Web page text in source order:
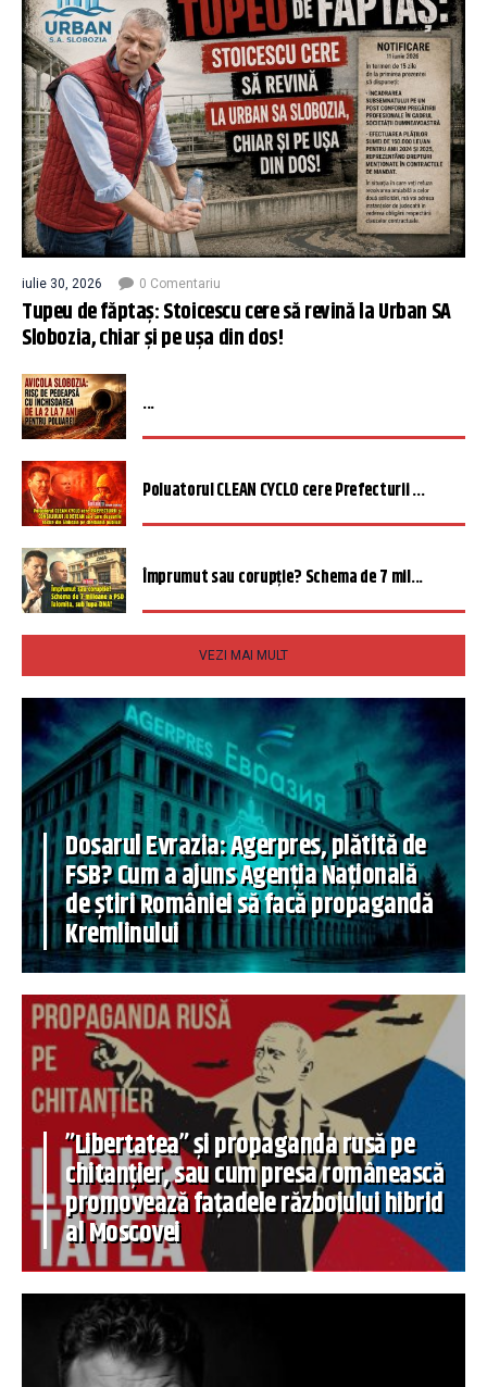
iulie 30, 2026 0 Comentariu
Tupeu de făptaș: Stoicescu cere să revină la Urban SA
Slobozia, chiar și pe ușa din dos!
...
Poluatorul CLEAN CYCLO cere Prefecturii ...
Împrumut sau corupție? Schema de 7 mil...
VEZI MAI MULT
Dosarul Evrazia: Agerpres, plătită de
FSB? Cum a ajuns Agenția Națională
de știri României să facă propagandă
Kremlinului
”Libertatea” și propaganda rusă pe
chitanțier, sau cum presa românească
promovează fațadele războiului hibrid
al Moscovei